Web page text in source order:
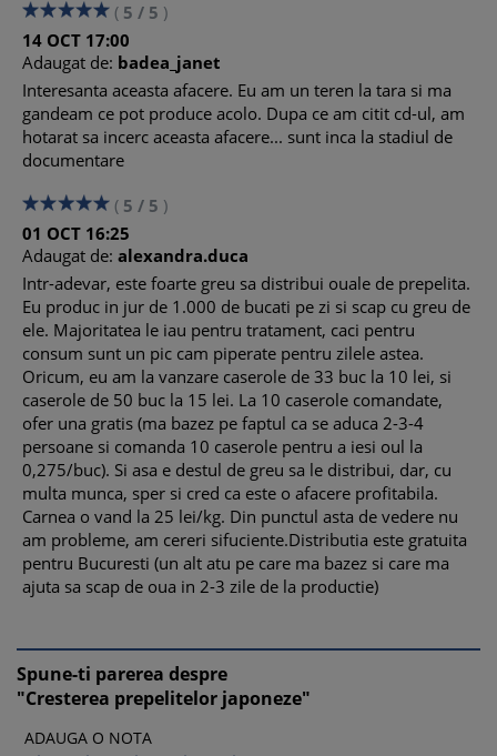
( 5 / 5 )
14 OCT 17:00
Adaugat de: badea_janet
Interesanta aceasta afacere. Eu am un teren la tara si ma
gandeam ce pot produce acolo. Dupa ce am citit cd-ul, am
hotarat sa incerc aceasta afacere... sunt inca la stadiul de
documentare
( 5 / 5 )
01 OCT 16:25
Adaugat de: alexandra.duca
Intr-adevar, este foarte greu sa distribui ouale de prepelita.
Eu produc in jur de 1.000 de bucati pe zi si scap cu greu de
ele. Majoritatea le iau pentru tratament, caci pentru
consum sunt un pic cam piperate pentru zilele astea.
Oricum, eu am la vanzare caserole de 33 buc la 10 lei, si
caserole de 50 buc la 15 lei. La 10 caserole comandate,
ofer una gratis (ma bazez pe faptul ca se aduca 2-3-4
persoane si comanda 10 caserole pentru a iesi oul la
0,275/buc). Si asa e destul de greu sa le distribui, dar, cu
multa munca, sper si cred ca este o afacere profitabila.
Carnea o vand la 25 lei/kg. Din punctul asta de vedere nu
am probleme, am cereri sifuciente.Distributia este gratuita
pentru Bucuresti (un alt atu pe care ma bazez si care ma
ajuta sa scap de oua in 2-3 zile de la productie)
Spune-ti parerea despre
"Cresterea prepelitelor japoneze"
ADAUGA O NOTA